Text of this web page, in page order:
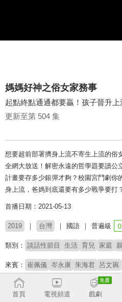
媽媽好神之俗女家務事
起點終點通通都要贏！孩子晉升
更新至第 504 集
想要超前部署擠身上流不寄生上流的俗
全網大放送！解密永遠的哲學題要讀公
計畫要存多少銀彈才夠？校園宮鬥劇你
身上流，爸媽到底還要有多少戰爭要打
首播日期：2021-05-13
2019 台灣 國語 普遍級
類別： 談話性節目 生活 育兒 家庭
來賓： 崔佩儀 岑永康 朱海君 呂文琬
主持：
季芹
首頁
電視頻道 戲劇